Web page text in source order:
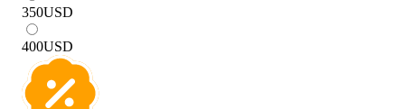
350USD
400USD